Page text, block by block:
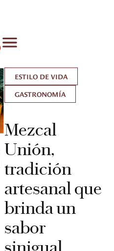
ESTILO DE VIDA
GASTRONOMÍA
Mezcal
Unión,
tradición
artesanal que
brinda un
sabor